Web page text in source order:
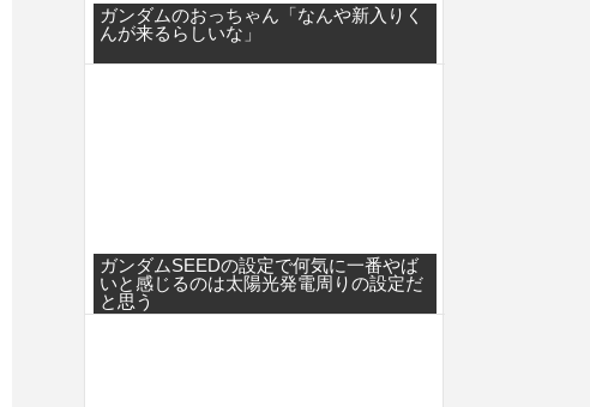
ガンダムのおっちゃん「なんや新入りく
んが来るらしいな」
ガンダムSEEDの設定で何気に一番やば
いと感じるのは太陽光発電周りの設定だ
と思う